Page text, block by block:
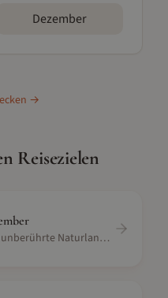
Dezember
→
Reisezielen
Wilde Gletscher und unberührte Naturlandschaft